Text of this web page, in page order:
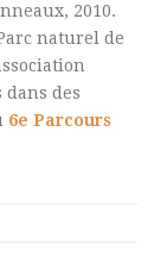
2010.
naturel de
dans des
6e Parcours